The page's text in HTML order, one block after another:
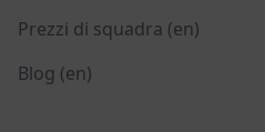
Prezzi di squadra (en)
Blog (en)